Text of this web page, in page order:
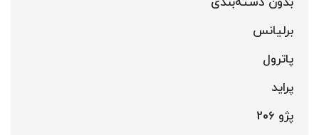
برلیانس
پاترول
پراید
پژو 206